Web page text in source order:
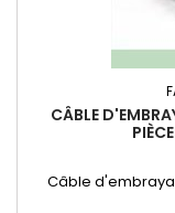
CÂBLE
Câble